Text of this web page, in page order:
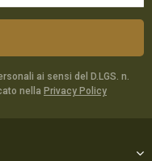
ai sensi del D.LGS. n.
nella Privacy Policy